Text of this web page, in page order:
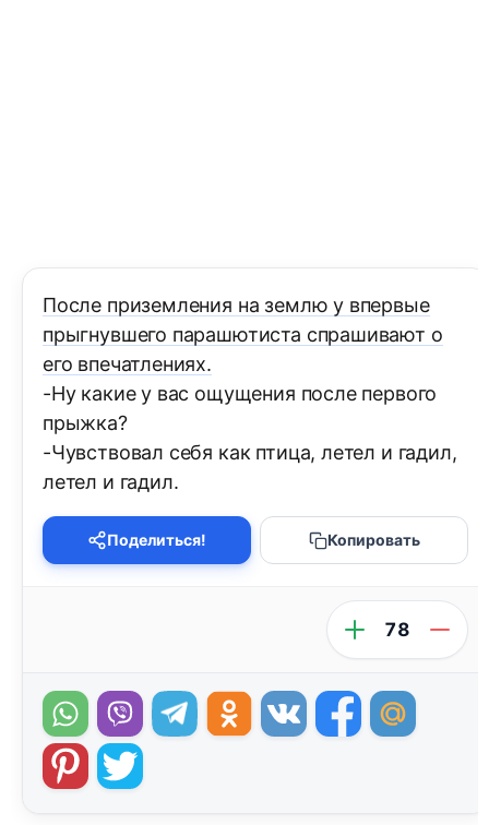
После приземления на землю у впервые
прыгнувшего парашютиста спрашивают о
его впечатлениях.
-Ну какие у вас ощущения после первого
прыжка?
-Чувствовал себя как птица, летел и гадил,
летел и гадил.
Поделиться! Копировать
78